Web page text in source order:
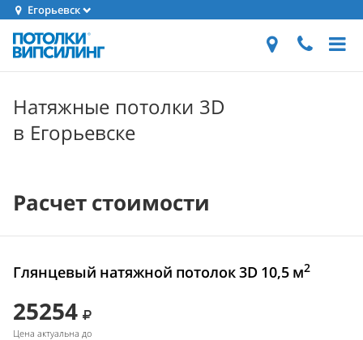
Егорьевск
Натяжные потолки 3D
в Егорьевске
Расчет стоимости
Глянцевый натяжной потолок 3D 10,5 м2
25254
Цена актуальна до